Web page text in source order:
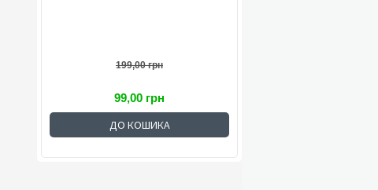
199,00 грн
99,00 грн
ДО КОШИКА